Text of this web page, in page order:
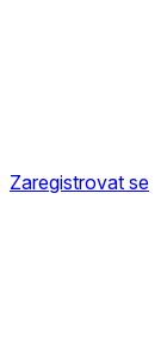
Zaregistrovat se